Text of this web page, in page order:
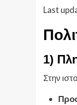
Last
1)
Στην